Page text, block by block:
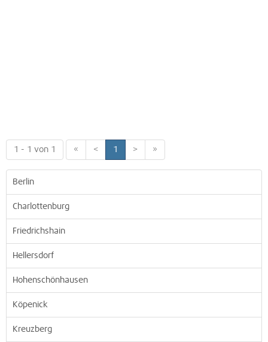
1 - 1 von 1 « < 1 > »
Berlin
Charlottenburg
Friedrichshain
Hellersdorf
Hohenschönhausen
Köpenick
Kreuzberg